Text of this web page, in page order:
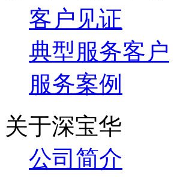
客户见证
典型服务客户
服务案例
关于深宝华
公司简介